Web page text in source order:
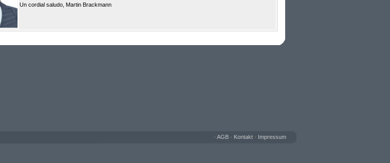
Un cordial saludo, Martin Brackmann
• AGB • Kontakt • Impressum